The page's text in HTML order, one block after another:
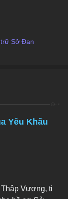
Sở Đan
Yêu Khấu
Vương, ti